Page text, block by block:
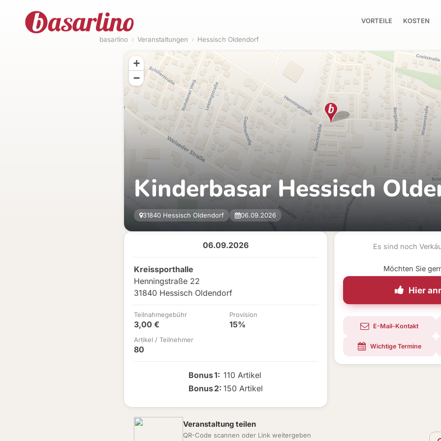
VORTEILE KOSTEN
basarlino › Veranstaltungen › Hessisch Oldendorf
06.09.2026
Kreissporthalle
Henningstraße 22
31840 Hessisch Oldendorf
Teilnahmegebühr
3,00 €
Provision
15%
Artikel / Teilnehmer
80
Bonus1: 110 Artikel
Bonus2: 150 Artikel
Es sind noch
Möchten Sie
Hier
E-Mail-Kontakt
Wichtige Termine
Kinderbasar Hessisch
31840 Hessisch Oldendorf 06.09.2026
+
−
Veranstaltung teilen
QR-Code scannen oder Link weitergeben